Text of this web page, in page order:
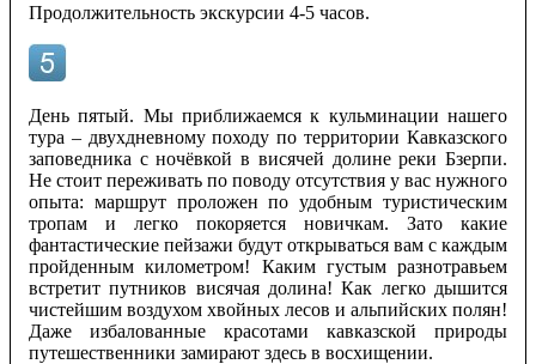
Продолжительность экскурсии 4-5 часов.
День пятый. Мы приближаемся к кульминации нашего
тура – двухдневному походу по территории Кавказского
заповедника с ночёвкой в висячей долине реки Бзерпи.
Не стоит переживать по поводу отсутствия у вас нужного
опыта: маршрут проложен по удобным туристическим
тропам и легко покоряется новичкам. Зато какие
фантастические пейзажи будут открываться вам с каждым
пройденным километром! Каким густым разнотравьем
встретит путников висячая долина! Как легко дышится
чистейшим воздухом хвойных лесов и альпийских полян!
Даже избалованные красотами кавказской природы
путешественники замирают здесь в восхищении.